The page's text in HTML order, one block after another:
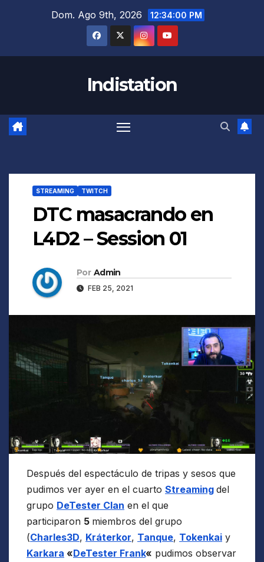
Dom. Ago 9th, 2026 12:34:01 PM
Indistation
STREAMING TWITCH
DTC masacrando en
L4D2 – Session 01
Por Admin
FEB 25, 2021
Después del espectáculo de tripas y sesos que
pudimos ver ayer en el cuarto Streaming del
grupo DeTester Clan en el que
participaron 5 miembros del grupo
(Charles3D, Kráterkor, Tanque, Tokenkai y
Karkara «DeTester Frank« pudimos observar